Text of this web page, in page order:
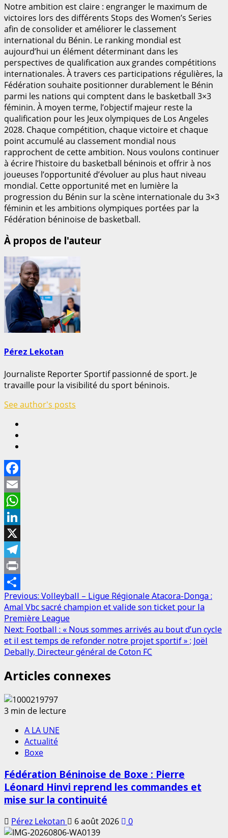
Notre ambition est claire : engranger le maximum de
victoires lors des différents Stops des Women’s Series
afin de consolider et améliorer le classement
international du Bénin. Le ranking mondial est
aujourd’hui un élément déterminant dans les
perspectives de qualification aux grandes compétitions
internationales. À travers ces participations régulières, la
Fédération souhaite positionner durablement le Bénin
parmi les nations qui comptent dans le basketball 3×3
féminin. À moyen terme, l’objectif majeur reste la
qualification pour les Jeux olympiques de Los Angeles
2028. Chaque compétition, chaque victoire et chaque
point accumulé au classement mondial nous
rapprochent de cette ambition. Nous voulons continuer
à écrire l’histoire du basketball béninois et offrir à nos
joueuses l’opportunité d’évoluer au plus haut niveau
mondial. Cette opportunité met en lumière la
progression du Bénin sur la scène internationale du 3×3
féminin et les ambitions olympiques portées par la
Fédération béninoise de basketball.
À propos de l'auteur
Pérez Lekotan
Journaliste Reporter Sportif passionné de sport. Je
travaille pour la visibilité du sport béninois.
See author's posts
Facebook
Email
WhatsApp
LinkedIn
X
Telegram
Print
Partager
Post
navigation
Previous: Volleyball – Ligue Régionale Atacora-Donga :
Amal Vbc sacré champion et valide son ticket pour la
Première League
Next: Football : « Nous sommes arrivés au bout d’un cycle
et il est temps de refonder notre projet sportif » ; Joël
Debally, Directeur général de Coton FC
Articles connexes
3 min de lecture
A LA UNE
Actualité
Boxe
Fédération Béninoise de Boxe : Pierre
Léonard Hinvi reprend les commandes et
mise sur la continuité
Pérez Lekotan 6 août 2026
0